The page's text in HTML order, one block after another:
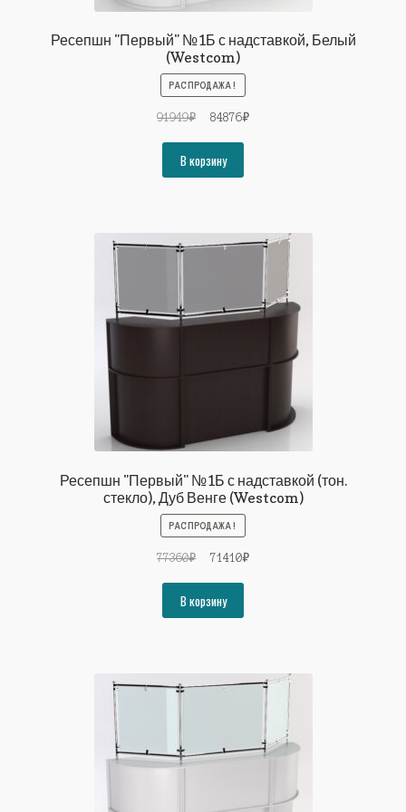
Ресепшн "Первый" №1Б с надставкой, Белый
(Westcom)
РАСПРОДАЖА!
91949₽
Первоначальная
составляла
91949₽.
84876₽Текущая
В корзину
Ресепшн "Первый" №1Б с надставкой (тон.
стекло), Дуб Венге (Westcom)
РАСПРОДАЖА!
77360₽
Первоначальная
составляла
77360₽.
71410₽Текущая
В корзину